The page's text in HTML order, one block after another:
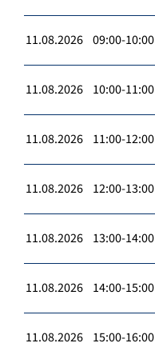
11.08.2026 09:00-10:00
11.08.2026 10:00-11:00
11.08.2026 11:00-12:00
11.08.2026 12:00-13:00
11.08.2026 13:00-14:00
11.08.2026 14:00-15:00
11.08.2026 15:00-16:00